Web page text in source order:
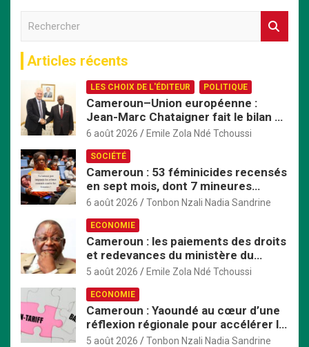
h
e
r
Articles récents
LES CHOIX DE L'ÉDITEUR POLITIQUE
Cameroun–Union européenne :
Jean-Marc Chataigner fait le bilan de
son mandat avant son départ
6 août 2026 Emile Zola Ndé Tchoussi
SOCIÉTÉ
Cameroun : 53 féminicides recensés
en sept mois, dont 7 mineures
violées avant d’être tuées
6 août 2026 Tonbon Nzali Nadia Sandrine
ECONOMIE
Cameroun : les paiements des droits
et redevances du ministère du
Commerce passent exclusivement
5 août 2026 Emile Zola Ndé Tchoussi
ECONOMIE
Cameroun : Yaoundé au cœur d’une
réflexion régionale pour accélérer la
mise en œuvre de la ZLECAf en
5 août 2026 Tonbon Nzali Nadia Sandrine